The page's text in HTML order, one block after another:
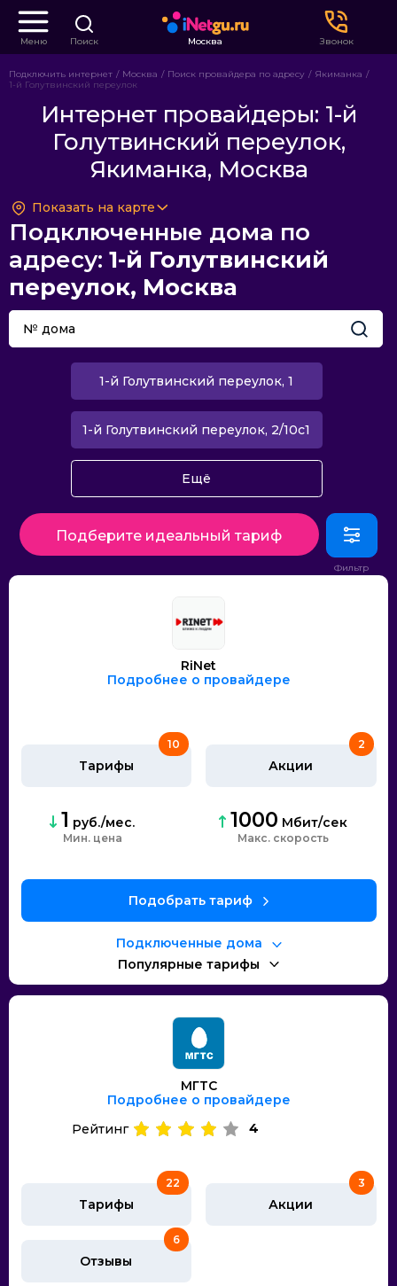
Меню Поиск Москва Звонок
Подключить интернет Москва Поиск провайдера по адресу
Якиманка
1-й Голутвинский переулок
Интернет провайдеры: 1-й
Голутвинский переулок,
Якиманка, Москва
Показать на карте
Подключенные дома по
адресу: 1-й Голутвинский
переулок, Москва
1-й Голутвинский переулок, 1
1-й Голутвинский переулок, 2/10с1
Ещё
Подберите идеальный тариф
RiNet
Подробнее о провайдере
Тарифы
10
Акции
2
1 руб./мес.
Мин. цена
1000 Мбит/сек
Макс. скорость
Подобрать тариф
Подключенные дома
Популярные тарифы
МГТС
Подробнее о провайдере
Рейтинг
4
Тарифы
22
Акции
3
Отзывы
6